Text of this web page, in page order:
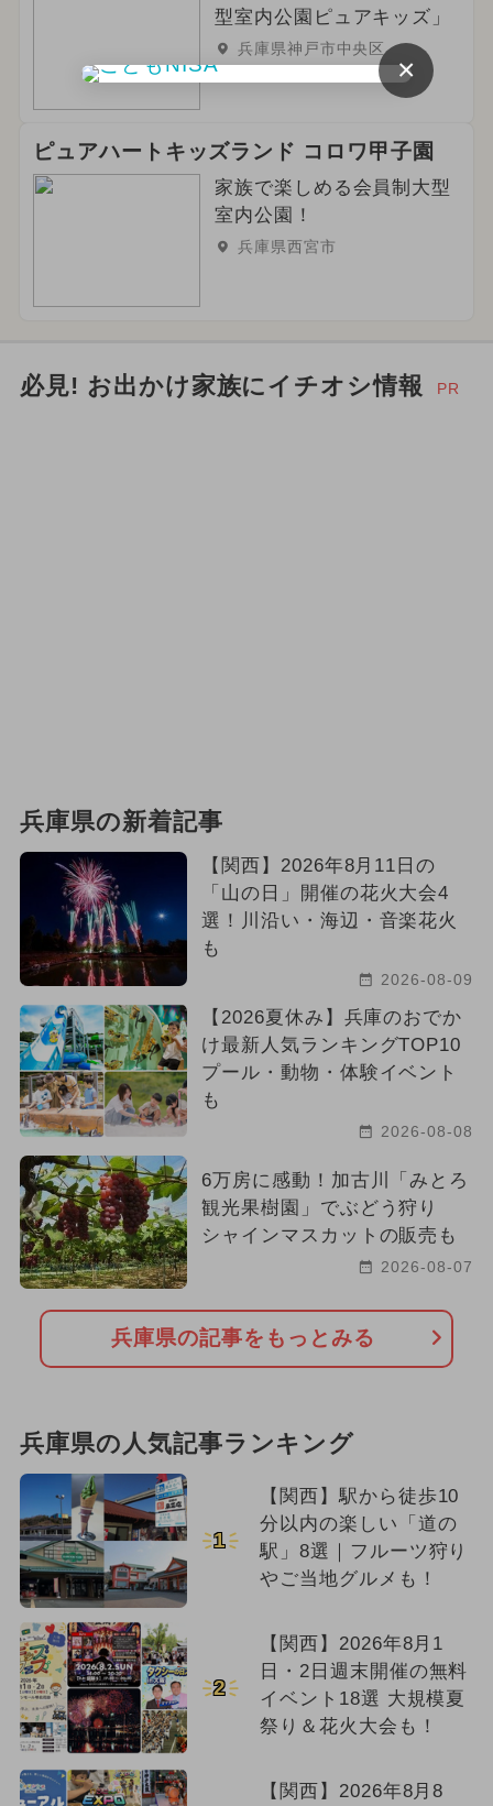
ご当地グルメ・限定メニュー型室内公園ピュアキッズ」
兵庫県神戸市中央区
ピュアハートキッズランド コロワ甲子園
家族で楽しめる会員制大型
室内公園！
兵庫県西宮市
必見! お出かけ家族にイチオシ情報 PR
兵庫県の新着記事
【関西】2026年8月11日の
「山の日」開催の花火大会4
選！川沿い・海辺・音楽花火
も
2026-08-09
【2026夏休み】兵庫のおでか
け最新人気ランキングTOP10
プール・動物・体験イベント
も
2026-08-08
6万房に感動！加古川「みとろ
観光果樹園」でぶどう狩り
シャインマスカットの販売も
2026-08-07
兵庫県の記事をもっとみる
兵庫県の人気記事ランキング
1
【関西】駅から徒歩10
分以内の楽しい「道の
駅」8選｜フルーツ狩り
やご当地グルメも！
2
【関西】2026年8月1
日・2日週末開催の無料
イベント18選 大規模夏
祭り＆花火大会も！
【関西】2026年8月8
×